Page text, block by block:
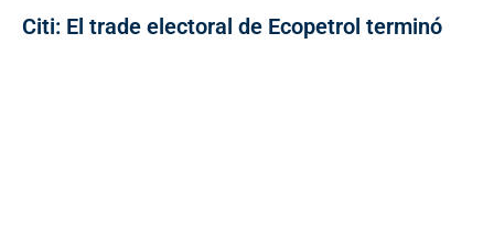
Citi: El trade electoral de Ecopetrol terminó